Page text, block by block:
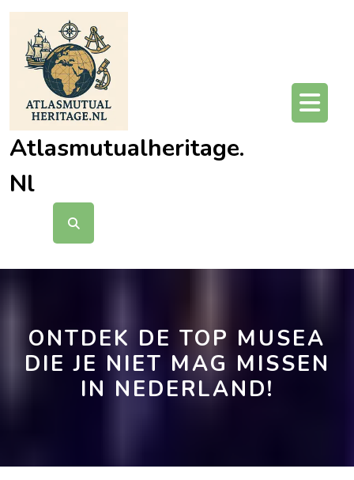
Ga
inhoud
Atlasmutualheritage.
Nl
ONTDEK DE TOP MUSEA
DIE JE NIET MAG MISSEN
IN NEDERLAND!